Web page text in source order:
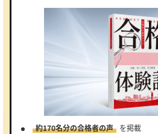
約170名分の合格者の声
を掲載